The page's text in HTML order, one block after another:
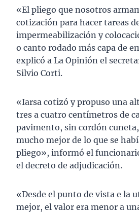
«El pliego que nosotros
cotización para hacer tareas
impermeabilización y
o canto rodado más capa de
explicó a La Opinión el
Silvio Corti.
«Iarsa cotizó y propuso una
tres a cuatro centímetros de
pavimento, sin cordón
mucho mejor de lo que se
pliego», informó el
el decreto de adjudicación.
«Desde el punto de vista e la
mejor, el valor era menor a